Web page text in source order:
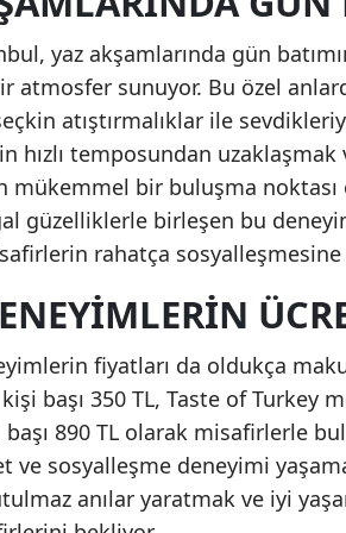
yaz akşamlarında gün
atmosfer sunuyor. Bu özel
atıştırmalıklar ile
hızlı temposundan
bir buluşma noktası
güzelliklerle birleşen bu
rahatça sosyalleşmesine
fiyatları da oldukça
başı 350 TL, Taste of Turkey
890 TL olarak misafirlerle
ve sosyalleşme deneyimi
anılar yaratmak ve iyi